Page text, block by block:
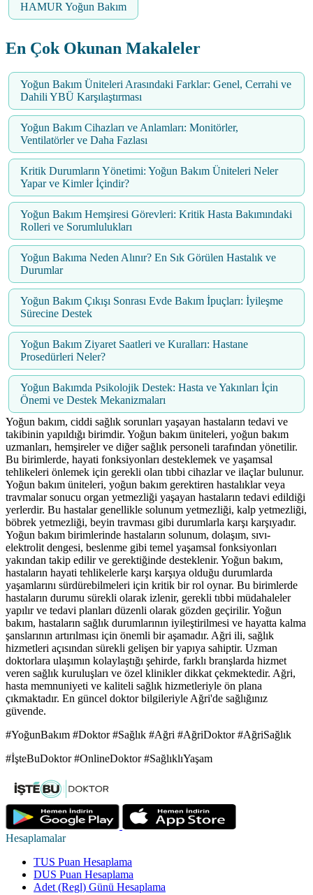
HAMUR Yoğun Bakım
En Çok Okunan Makaleler
Yoğun Bakım Üniteleri Arasındaki Farklar: Genel, Cerrahi ve
Dahili YBÜ Karşılaştırması
Yoğun Bakım Cihazları ve Anlamları: Monitörler,
Ventilatörler ve Daha Fazlası
Kritik Durumların Yönetimi: Yoğun Bakım Üniteleri Neler
Yapar ve Kimler İçindir?
Yoğun Bakım Hemşiresi Görevleri: Kritik Hasta Bakımındaki
Rolleri ve Sorumlulukları
Yoğun Bakıma Neden Alınır? En Sık Görülen Hastalık ve
Durumlar
Yoğun Bakım Çıkışı Sonrası Evde Bakım İpuçları: İyileşme
Sürecine Destek
Yoğun Bakım Ziyaret Saatleri ve Kuralları: Hastane
Prosedürleri Neler?
Yoğun Bakımda Psikolojik Destek: Hasta ve Yakınları İçin
Önemi ve Destek Mekanizmaları
Yoğun bakım, ciddi sağlık sorunları yaşayan hastaların tedavi ve
takibinin yapıldığı birimdir. Yoğun bakım üniteleri, yoğun bakım
uzmanları, hemşireler ve diğer sağlık personeli tarafından yönetilir.
Bu birimlerde, hayati fonksiyonları desteklemek ve yaşamsal
tehlikeleri önlemek için gerekli olan tıbbi cihazlar ve ilaçlar bulunur.
Yoğun bakım üniteleri, yoğun bakım gerektiren hastalıklar veya
travmalar sonucu organ yetmezliği yaşayan hastaların tedavi edildiği
yerlerdir. Bu hastalar genellikle solunum yetmezliği, kalp yetmezliği,
böbrek yetmezliği, beyin travması gibi durumlarla karşı karşıyadır.
Yoğun bakım birimlerinde hastaların solunum, dolaşım, sıvı-
elektrolit dengesi, beslenme gibi temel yaşamsal fonksiyonları
yakından takip edilir ve gerektiğinde desteklenir. Yoğun bakım,
hastaların hayati tehlikelerle karşı karşıya olduğu durumlarda
yaşamlarını sürdürebilmeleri için kritik bir rol oynar. Bu birimlerde
hastaların durumu sürekli olarak izlenir, gerekli tıbbi müdahaleler
yapılır ve tedavi planları düzenli olarak gözden geçirilir. Yoğun
bakım, hastaların sağlık durumlarının iyileştirilmesi ve hayatta kalma
şanslarının artırılması için önemli bir aşamadır. Ağri ili, sağlık
hizmetleri açısından sürekli gelişen bir yapıya sahiptir. Uzman
doktorlara ulaşımın kolaylaştığı şehirde, farklı branşlarda hizmet
veren sağlık kuruluşları ve özel klinikler dikkat çekmektedir. Ağri,
hasta memnuniyeti ve kaliteli sağlık hizmetleriyle ön plana
çıkmaktadır. En güncel doktor bilgileriyle Ağri'de sağlığınız
güvende.
#YoğunBakım #Doktor #Sağlık #Ağri #AğriDoktor #AğriSağlık
#İşteBuDoktor #OnlineDoktor #SağlıklıYaşam
Hesaplamalar
TUS Puan Hesaplama
DUS Puan Hesaplama
Adet (Regl) Günü Hesaplama